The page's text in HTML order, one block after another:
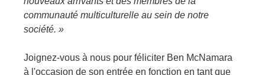
communauté multiculturelle au sein de notre
société. »
Joignez-vous à nous pour féliciter Ben McNamara
à l'occasion de son entrée en fonction en tant que